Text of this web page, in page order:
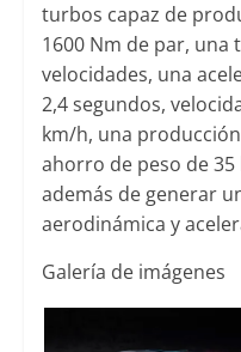
turbos capaz de
1600 Nm de par, una
velocidades, una
2,4 segundos,
km/h, una
ahorro de peso de
además de generar
aerodinámica y
Galería de imágenes